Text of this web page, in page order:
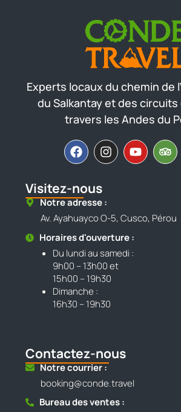
Experts locaux du chemin de
du Salkantay et des
travers les Andes du
Visitez-nous
Notre adresse :
Av. Ayahuayco O-5, Cusco, Pérou
Horaires d'ouverture :
Du lundi au samedi :
9h00 – 13h00 et
15h00 – 19h30
Dimanche :
16h30 – 19h30
Contactez-nous
Notre courrier :
booking@conde.travel
Bureau des ventes :